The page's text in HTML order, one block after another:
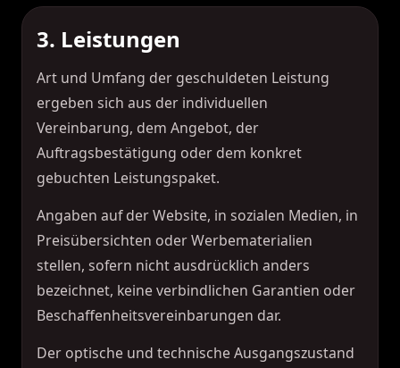
3. Leistungen
Art und Umfang der geschuldeten Leistung
ergeben sich aus der individuellen
Vereinbarung, dem Angebot, der
Auftragsbestätigung oder dem konkret
gebuchten Leistungspaket.
Angaben auf der Website, in sozialen Medien, in
Preisübersichten oder Werbematerialien
stellen, sofern nicht ausdrücklich anders
bezeichnet, keine verbindlichen Garantien oder
Beschaffenheitsvereinbarungen dar.
Der optische und technische Ausgangszustand